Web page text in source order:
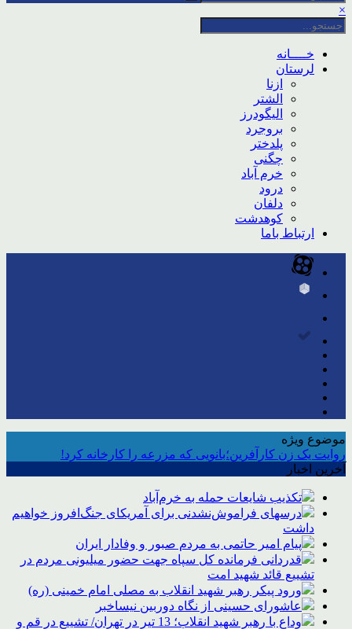
×
خــــانه
لرستان
ازنا
الشتر
الیگودرز
بروجرد
پلدختر
چگنی
خرم آباد
درود
دلفان
کوهدشت
ارتباط باما
موضوع ویژه
روایت یک زن کارآفرین؛بانویی که مزرعه را کارخانه کرد!
آخرین اخبار
تکذیب شایعات حمله به خرم‌آباد
درسهای فراموش‌نشدنی برای آمریکای جنگ‌افروز خواهیم
داشت
پیام امیر حاتمی به مردم صبور و وفادار ایران
قدردانی فرمانده کل سپاه جهت حضور میلیونی مردم در
تشییع قائد شهید امت
ورود پیکر رهبر شهید انقلاب به مصلی امام خمینی (ره)
عاشورای حسینی از نگاه دوربین نیساخبر
وداع با رهبر شهید انقلاب؛ 13 تیر در تهران/ تشییع در قم و